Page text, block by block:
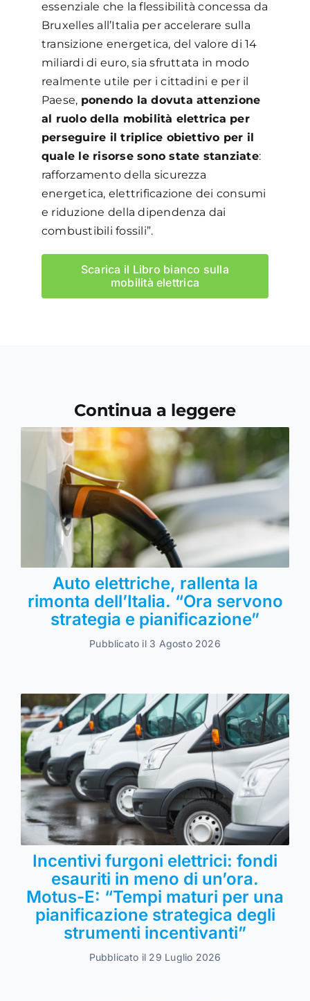
essenziale che la flessibilità concessa da
Bruxelles all’Italia per accelerare sulla
transizione energetica, del valore di 14
miliardi di euro, sia sfruttata in modo
realmente utile per i cittadini e per il
Paese, ponendo la dovuta attenzione
al ruolo della mobilità elettrica per
perseguire il triplice obiettivo per il
quale le risorse sono state stanziate:
rafforzamento della sicurezza
energetica, elettrificazione dei consumi
e riduzione della dipendenza dai
combustibili fossili”.
Scarica il Libro bianco sulla
mobilità elettrica
Continua a leggere
Auto elettriche, rallenta la
rimonta dell’Italia. “Ora servono
strategia e pianificazione”
Pubblicato il 3 Agosto 2026
Incentivi furgoni elettrici: fondi
esauriti in meno di un’ora.
Motus-E: “Tempi maturi per una
pianificazione strategica degli
strumenti incentivanti”
Pubblicato il 29 Luglio 2026